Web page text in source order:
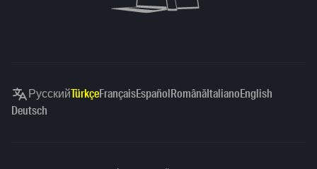
РусскийTürkçeFrançaisEspañolRomânăItalianoEnglish
Deutsch